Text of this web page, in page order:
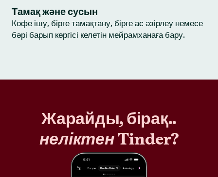
Тамақ және сусын
Кофе ішу, бірге тамақтану, бірге ас әзірлеу немесе
бәрі барып көргісі келетін мейрамханаға бару.
Жарайды, бірақ..
неліктенTinder?